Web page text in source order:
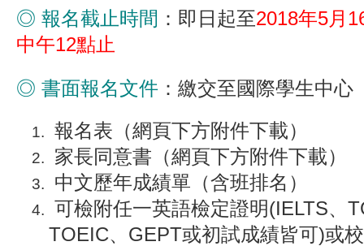
◎ 報名截止時間 ：即日起至2018年5月
中午12點止
◎ 書面報名文件 ：繳交至國際學生中心
報名表（網頁下方附件下載）
家長同意書（網頁下方附件下載）
中文歷年成績單（含班排名）
可檢附任一英語檢定證明(IELTS、
TOEIC、GEPT或初試成績皆可)或